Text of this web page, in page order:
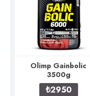
Olimp Gainbolic
3500g
₺2950